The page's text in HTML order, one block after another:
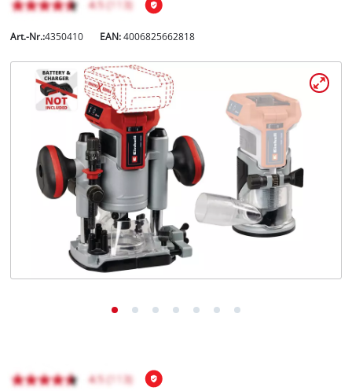
Deutsch
DEDeutsch
English
Art.-Nr.:4350410 EAN:4006825662818